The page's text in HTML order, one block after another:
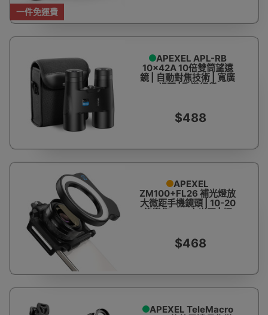
一件免運費
APEXEL APL-RB
10x42A 10倍雙筒望遠
鏡 | 自動對焦技術 | 寬廣
視野 |香港行貨
$488
APEXEL
ZM100+FL26 補光燈放
大微距手機鏡頭 | 10-20
倍變焦 F1.0大光圈 | 攝
$468
APEXEL TeleMacro